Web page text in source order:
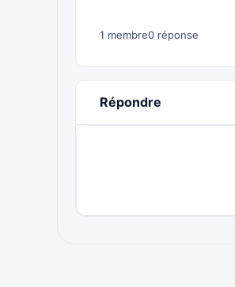
1 membre0 réponse
Répondre